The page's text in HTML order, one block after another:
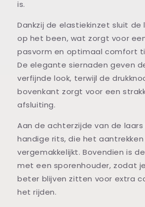
is.
Dankzij de elastiekinzet sluit de
op het been, wat zorgt voor
pasvorm en optimaal comfort
De elegante siernaden geven
verfijnde look, terwijl de
bovenkant zorgt voor een
afsluiting.
Aan de achterzijde van de
handige rits, die het
vergemakkelijkt. Bovendien is
met een sporenhouder, zodat
beter blijven zitten voor extra
het rijden.